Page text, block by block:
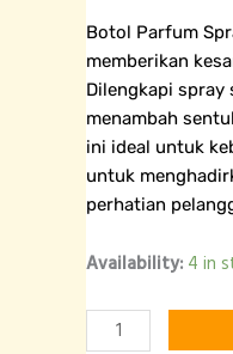
Botol Parfum
memberikan
Dilengkapi
menambah
ini ideal untuk
untuk
perhatian
Availability: 4 in
[SEMI
Botol